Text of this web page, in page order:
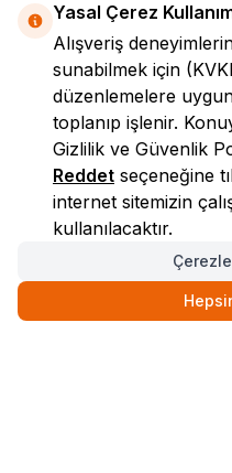
Yasal Çerez
Alışveriş
sunabilmek için
düzenlemelere
toplanıp işlenir.
Gizlilik ve Güvenlik
Reddet seçeneğine
internet sitemizin
kullanılacaktır.